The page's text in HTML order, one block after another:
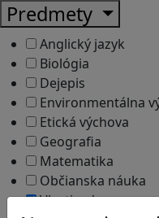
Predmety
Anglický jazyk
Biológia
Dejepis
Environmentálna
Etická výchova
Geografia
Matematika
Občianska náuka
Vlastiveda